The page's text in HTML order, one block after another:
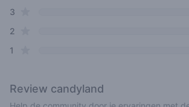
3
2
1
Review candyland